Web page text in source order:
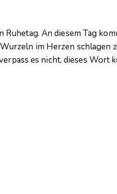
An diesem Tag
im Herzen schlagen
es nicht, dieses Wort